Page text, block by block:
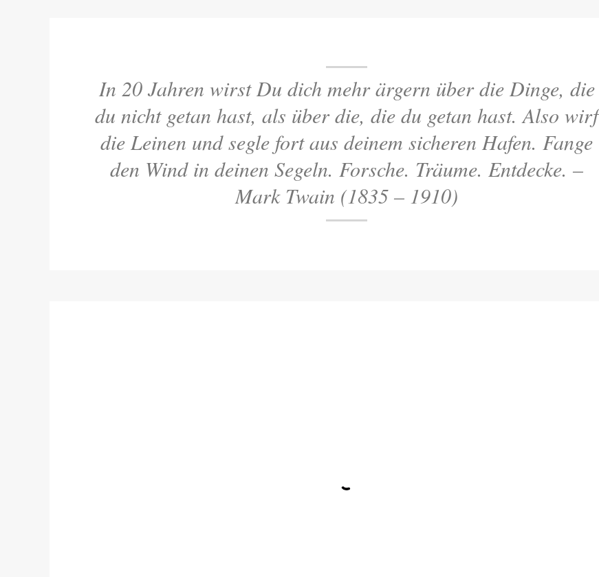
In 20 Jahren wirst Du dich mehr ärgern über die Dinge, die
du nicht getan hast, als über die, die du getan hast. Also wirf
die Leinen und segle fort aus deinem sicheren Hafen. Fange
den Wind in deinen Segeln. Forsche. Träume. Entdecke. –
Mark Twain (1835 – 1910)